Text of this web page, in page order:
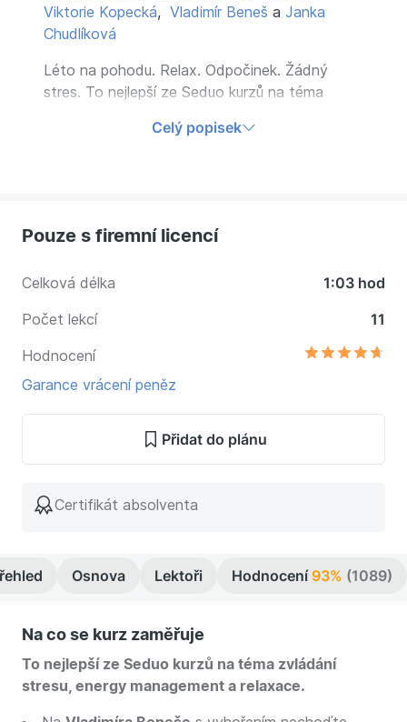
Viktorie Kopecká, Vladimír Beneš a Janka
Chudlíková
Léto na pohodu. Relax. Odpočinek. Žádný
stres. To nejlepší ze Seduo kurzů na téma
Vinczeová. Chudlíková. Moric, ... Inspirujte se
Celý popisek
Pouze s firemní licencí
Celková délka
1:03 hod
Počet lekcí
11
Hodnocení
Garance vrácení peněz
Přidat do plánu
Certifikát absolventa
Osnova Lektoři Hodnocení 93% (1089)
Na co se kurz zaměřuje
To nejlepší ze Seduo kurzů na téma zvládání
stresu, energy management a relaxace.